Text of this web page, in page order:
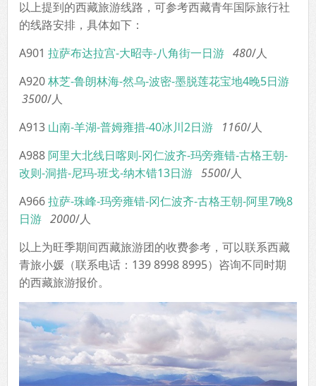
以上提到的西藏旅游线路，可参考西藏青年国际旅行社
的线路安排，具体如下：
A901 拉萨布达拉宫-大昭寺-八角街一日游 480/人
A920林芝-鲁朗林海-然乌-波密-墨脱莲花宝地4晚5日游
3500/人
A913 山南-羊湖-普姆雍措-40冰川2日游 1160/人
A988 阿里大北线日喀则-冈仁波齐-玛旁雍错-古格王朝-
改则-洞措-尼玛-班戈-纳木错13日游 5500/人
A966拉萨-珠峰-玛旁雍错-冈仁波齐-古格王朝-阿里7晚8
日游 2000/人
以上为旺季期间西藏旅游团的收费参考，可以联系西藏
青旅小媛（联系电话：139 8998 8995）咨询不同时期
的西藏旅游报价。